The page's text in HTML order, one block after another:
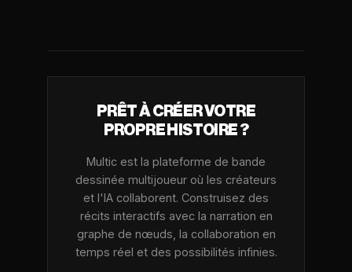
PRÊT À CRÉER VOTRE
PROPRE HISTOIRE ?
Multic est la plateforme de bande
dessinée multijoueur où les créateurs
et l'IA collaborent. Construisez des
récits interactifs avec la narration en
graphe de nœuds, la collaboration en
temps réel et des possibilités infinies.